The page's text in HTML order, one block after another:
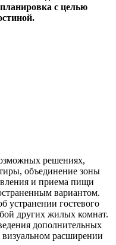
с целью
решениях,
объединение зоны
и приема пищи
вариантом.
устранении гостевого
других жилых комнат.
дополнительных
расширении